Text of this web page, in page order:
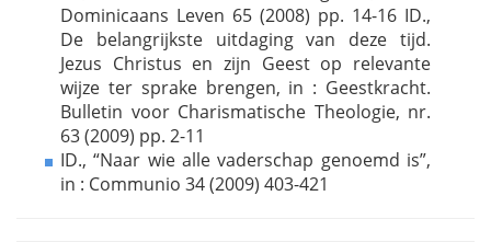
Dominicaans Leven 65 (2008) pp. 14-16 ID.,
De belangrijkste uitdaging van deze tijd.
Jezus Christus en zijn Geest op relevante
wijze ter sprake brengen, in : Geestkracht.
Bulletin voor Charismatische Theologie, nr.
63 (2009) pp. 2-11
ID., “Naar wie alle vaderschap genoemd is”,
in : Communio 34 (2009) 403-421